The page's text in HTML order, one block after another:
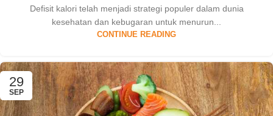
Defisit kalori telah menjadi strategi populer dalam dunia
kesehatan dan kebugaran untuk menurun...
CONTINUE READING
29
SEP